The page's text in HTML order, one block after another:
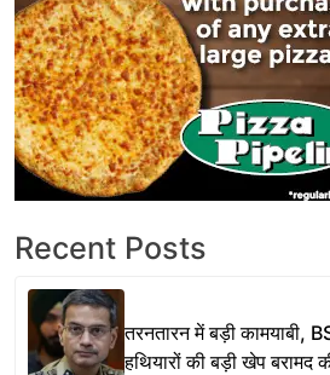
Recent Posts
तरनतारन में बड़ी कामयाबी,
हथियारों की बड़ी खेप बरामद